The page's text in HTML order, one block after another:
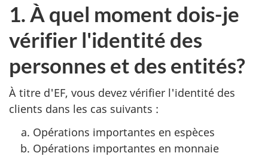
1. À quel moment dois-je
vérifier l'identité des
personnes et des entités?
À titre d'EF, vous devez vérifier l'identité des
clients dans les cas suivants :
Opérations importantes en espèces
Opérations importantes en monnaie